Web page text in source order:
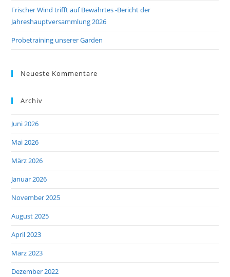
Frischer Wind trifft auf Bewährtes -Bericht der
Jahreshauptversammlung 2026
Probetraining unserer Garden
Neueste Kommentare
Archiv
Juni 2026
Mai 2026
März 2026
Januar 2026
November 2025
August 2025
April 2023
März 2023
Dezember 2022